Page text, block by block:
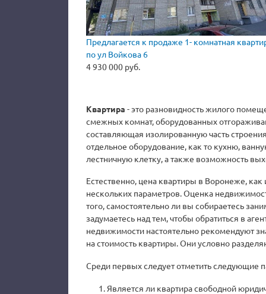
Предлагается к продаже 1- комнатная
по ул Войкова 6
4 930 000 руб.
Квартира - это разновидность жилого
смежных комнат, оборудованных
составляющая изолированную часть
отдельное оборудование, как то кухню,
лестничную клетку, а также возможность
Естественно, цена квартиры в Воронеже, как
нескольких параметров. Оценка
того, самостоятельно ли вы собираетесь
задумаетесь над тем, чтобы обратиться в
недвижимости настоятельно рекомендуют
на стоимость квартиры. Они условно
Среди первых следует отметить следующие
Является ли квартира свободной